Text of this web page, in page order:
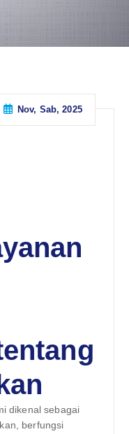
Nov, Sab, 2025
dikenal sebagai
berfungsi